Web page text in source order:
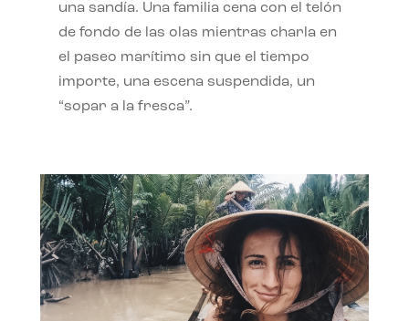
una sandía. Una familia cena con el telón
de fondo de las olas mientras charla en
el paseo marítimo sin que el tiempo
importe, una escena suspendida, un
“sopar a la fresca”.